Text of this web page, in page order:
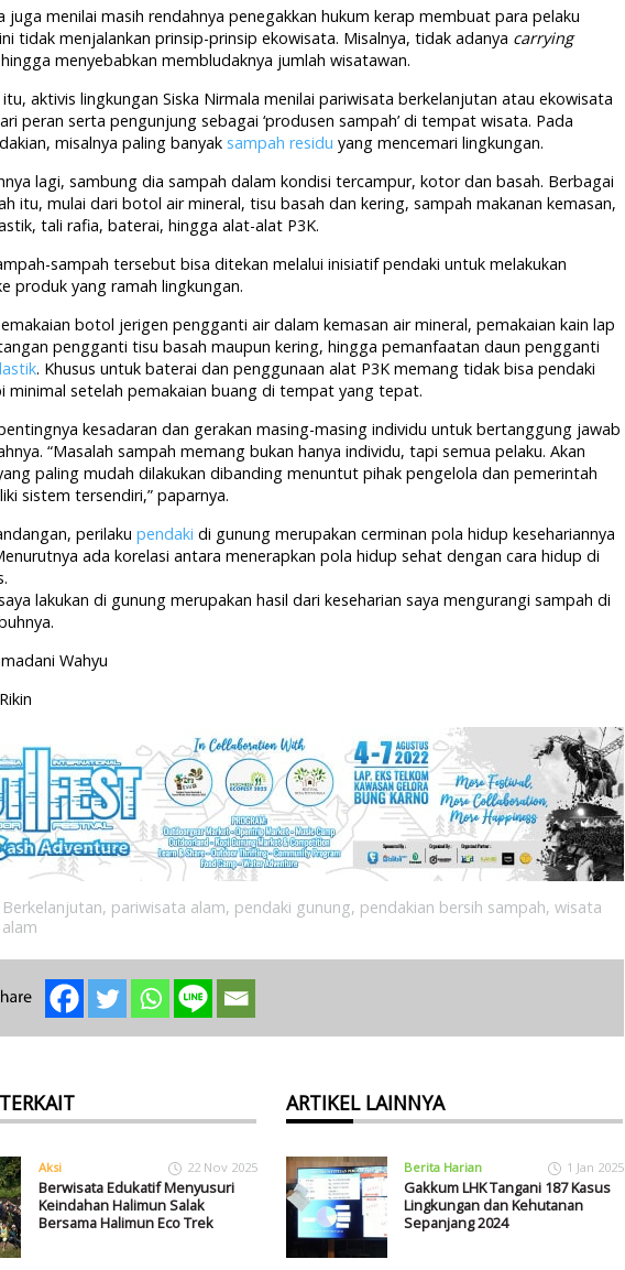
juga menilai masih rendahnya penegakkan hukum kerap membuat para pelaku
tidak menjalankan prinsip-prinsip ekowisata. Misalnya, tidak adanya carrying
menyebabkan membludaknya jumlah wisatawan.
aktivis lingkungan Siska Nirmala menilai pariwisata berkelanjutan atau ekowisata
peran serta pengunjung sebagai ‘produsen sampah’ di tempat wisata. Pada
misalnya paling banyak sampah residu yang mencemari lingkungan.
lagi, sambung dia sampah dalam kondisi tercampur, kotor dan basah. Berbagai
itu, mulai dari botol air mineral, tisu basah dan kering, sampah makanan kemasan,
tali rafia, baterai, hingga alat-alat P3K.
sampah tersebut bisa ditekan melalui inisiatif pendaki untuk melakukan
produk yang ramah lingkungan.
botol jerigen pengganti air dalam kemasan air mineral, pemakaian kain lap
pengganti tisu basah maupun kering, hingga pemanfaatan daun pengganti
. Khusus untuk baterai dan penggunaan alat P3K memang tidak bisa pendaki
minimal setelah pemakaian buang di tempat yang tepat.
kesadaran dan gerakan masing-masing individu untuk bertanggung jawab
“Masalah sampah memang bukan hanya individu, tapi semua pelaku. Akan
paling mudah dilakukan dibanding menuntut pihak pengelola dan pemerintah
sistem tersendiri,” paparnya.
perilaku pendaki di gunung merupakan cerminan pola hidup kesehariannya
ada korelasi antara menerapkan pola hidup sehat dengan cara hidup di
lakukan di gunung merupakan hasil dari keseharian saya mengurangi sampah di
Wahyu
Berkelanjutan, pariwisata alam, pendaki gunung, pendakian bersih sampah, wisata
alam
Aksi 22 Nov 2025
Berwisata Edukatif Menyusuri
Keindahan Halimun Salak
Bersama Halimun Eco Trek
ARTIKEL LAINNYA
Berita Harian 1 Jan 2025
Gakkum LHK Tangani 187 Kasus
Lingkungan dan Kehutanan
Sepanjang 2024